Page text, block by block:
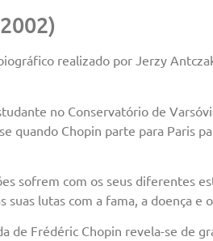
realizado por Jerzy
no Conservatório de
quando Chopin parte para Paris
sofrem com os seus diferentes
suas lutas com a fama, a doença
de Frédéric Chopin revela-se de